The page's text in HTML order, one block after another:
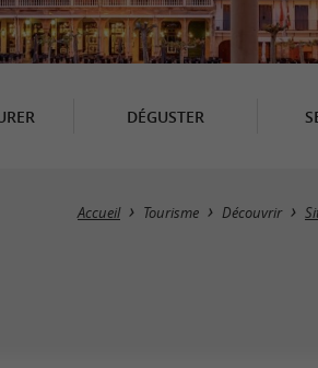
DÉGUSTER
Accueil Tourisme Découvrir